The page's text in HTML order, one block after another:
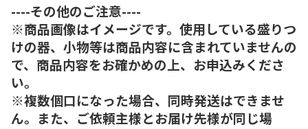
----その他のご注意----
※商品画像はイメージです。使用している盛りつ
けの器、小物等は商品内容に含まれていませんの
で、商品内容をお確かめの上、お申込みくださ
い。
※複数個口になった場合、同時発送はできませ
ん。また、ご依頼主様とお届け先様が同じ場